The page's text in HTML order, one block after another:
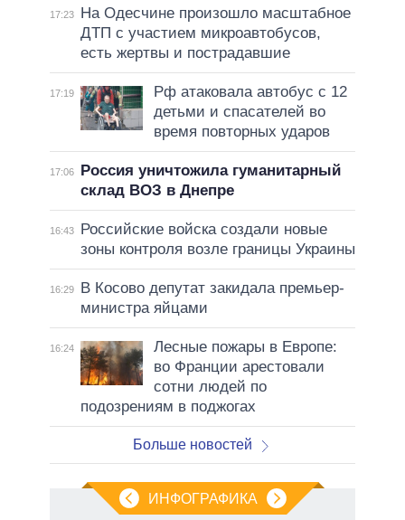
17:23
На Одесчине произошло масштабное
ДТП с участием микроавтобусов,
есть жертвы и пострадавшие
17:19
Рф атаковала автобус с 12
детьми и спасателей во
время повторных ударов
17:06
Россия уничтожила гуманитарный
склад ВОЗ в Днепре
16:43
Российские войска создали новые
зоны контроля возле границы Украины
16:29
В Косово депутат закидала премьер-
министра яйцами
16:24
Лесные пожары в Европе:
во Франции арестовали
сотни людей по
подозрениям в поджогах
Больше новостей
ИНФОГРАФИКА